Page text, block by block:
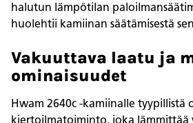
halutun lämpötilan
huolehtii kamiinan säätämisestä
Vakuuttava laatu ja
ominaisuudet
Hwam 2640c -kamiinalle tyypillistä
kiertoilmatoiminto, joka lämmittää